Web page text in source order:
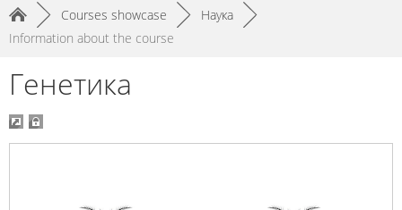
► Courses showcase ► Наука
►
Information about the course
Генетика